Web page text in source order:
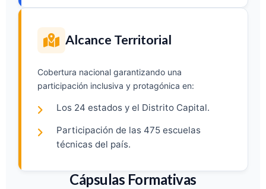
Alcance Territorial
Cobertura nacional garantizando una
participación inclusiva y protagónica en:
Los 24 estados y el Distrito Capital.
Participación de las 475 escuelas
técnicas del país.
Cápsulas Formativas